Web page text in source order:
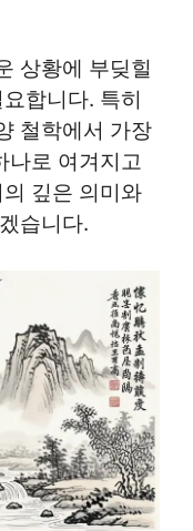
상황에 부딪힐
합니다. 특히
철학에서 가장
나로 여겨지고
깊은 의미와
습니다.